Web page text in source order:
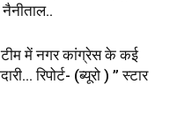
नैनीताल..
में नगर कांग्रेस के कई
रिपोर्ट- (ब्यूरो ) ” स्टार